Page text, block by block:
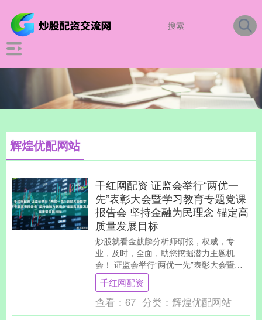
辉煌优配网站
千红网配资 证监会举行“两优一
先”表彰大会暨学习教育专题党课
报告会 坚持金融为民理念 锚定高
质量发展目标
炒股就看金麒麟分析师研报，权威，专
业，及时，全面，助您挖掘潜力主题机
会！ 证监会举行“两优一先”表彰大会暨学
习教育专题党课报告会 坚持金融为民理念
锚定高质量发....
千红网配资
查看： 67 分类： 辉煌优配网站